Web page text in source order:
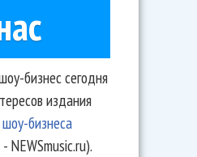
бизнес сегодня
издания
бизнеса
NEWSmusic.ru).